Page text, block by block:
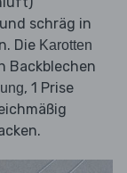
schräg in
Die Karotten
Backblechen
, 1 Prise